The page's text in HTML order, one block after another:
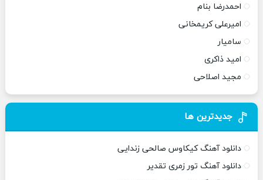
احمدرضا بنام
امیرعلی کریمخانی
سامیار
امید ذاکری
مجید اصلاحی
جدیدترین ها
دانلود آهنگ کیکاوس صالحی زندایی
دانلود آهنگ تور زمری تقدیر